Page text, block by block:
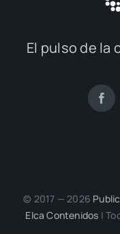
El pul­so de la
© 2017 — 2026
Elca Con­te­ni­dos |